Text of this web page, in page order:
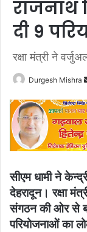
राजनाथ
दी 9
रक्षा मंत्री ने
Durgesh Mishra
सीएम धामी ने
देहरादून। रक्षा
संगठन की ओर से
परियोजनाओं का